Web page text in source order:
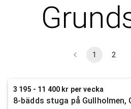
1 2
3 195 - 11 400 kr per vecka
8-bädds stuga på Gullholmen,